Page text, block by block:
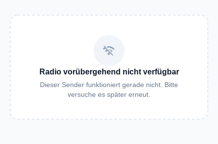
wifi_off
Radio vorübergehend nicht verfügbar
Dieser Sender funktioniert gerade nicht. Bitte
versuche es später erneut.